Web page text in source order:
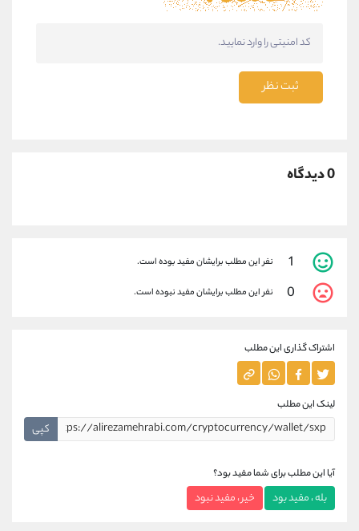
ثبت نظر
0 دیدگاه
1 نفر این مطلب برایشان مفید بوده است.
0 نفر این مطلب برایشان مفید نبوده است.
اشتراک گذاری این مطلب
لینک این مطلب
کپی
آیا این مطلب برای شما مفید بود؟
بله ، مفید بود خیر ، مفید نبود